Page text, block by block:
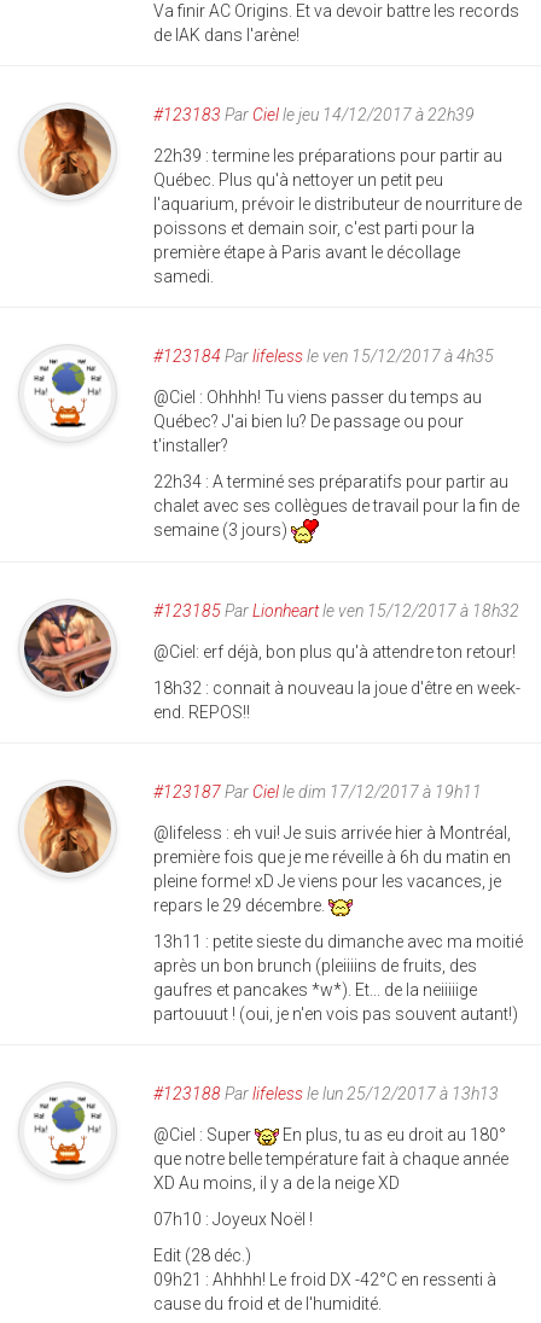
Va finir AC Origins. Et va devoir battre les records
de IAK dans l'arène!
#123183 Par Cielle jeu 14/12/2017 à 22h39
22h39 : termine les préparations pour partir au
Québec. Plus qu'à nettoyer un petit peu
l'aquarium, prévoir le distributeur de nourriture de
poissons et demain soir, c'est parti pour la
première étape à Paris avant le décollage
samedi.
#123184 Parlifelessle ven 15/12/2017 à 4h35
@Ciel : Ohhhh! Tu viens passer du temps au
Québec? J'ai bien lu? De passage ou pour
t'installer?
22h34 : A terminé ses préparatifs pour partir au
chalet avec ses collègues de travail pour la fin de
semaine (3 jours)
#123185ParLionheartle ven 15/12/2017 à 18h32
@Ciel: erf déjà, bon plus qu'à attendre ton retour!
18h32 : connait à nouveau la joue d'être en week-
end. REPOS!!
#123187Par Cielle dim 17/12/2017 à 19h11
@lifeless : eh vui! Je suis arrivée hier à Montréal,
première fois que je me réveille à 6h du matin en
pleine forme! xD Je viens pour les vacances, je
repars le 29 décembre.
13h11 : petite sieste du dimanche avec ma moitié
après un bon brunch (pleiiiins de fruits, des
gaufres et pancakes *w*). Et... de la neiiiiige
partouuut ! (oui, je n'en vois pas souvent autant!)
#123188Parlifelessle lun 25/12/2017 à 13h13
@Ciel : Super
En plus, tu as eu droit au 180°
que notre belle température fait à chaque année
XD Au moins, il y a de la neige XD
07h10 : Joyeux Noël !
Edit (28 déc.)
09h21 : Ahhhh! Le froid DX -42°C en ressenti à
cause du froid et de l'humidité.